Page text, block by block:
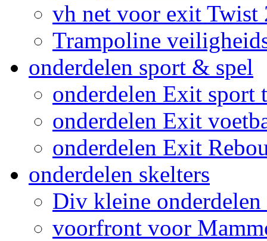
vh net voor exit Twist
Trampoline
onderdelen sport & spel
onderdelen Exit sport
onderdelen Exit
onderdelen Exit
onderdelen skelters
Div kleine
voorfront voor